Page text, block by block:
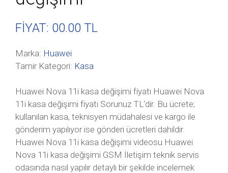
FİYAT: 00.00 TL
Marka: Huawei
Tamir Kategori: Kasa
Huawei Nova 11i kasa değişimi fiyatı Huawei Nova
11i kasa değişimi fiyatı Sorunuz TL‘dir. Bu ücrete;
kullanılan kasa, teknisyen müdahalesi ve kargo ile
gönderim yapılıyor ise gönderi ücretleri dahildir.
Huawei Nova 11i kasa değişimi videosu Huawei
Nova 11i kasa değişimi GSM İletişim teknik servis
odasında nasıl yapılır detaylı bir şekilde incelemek